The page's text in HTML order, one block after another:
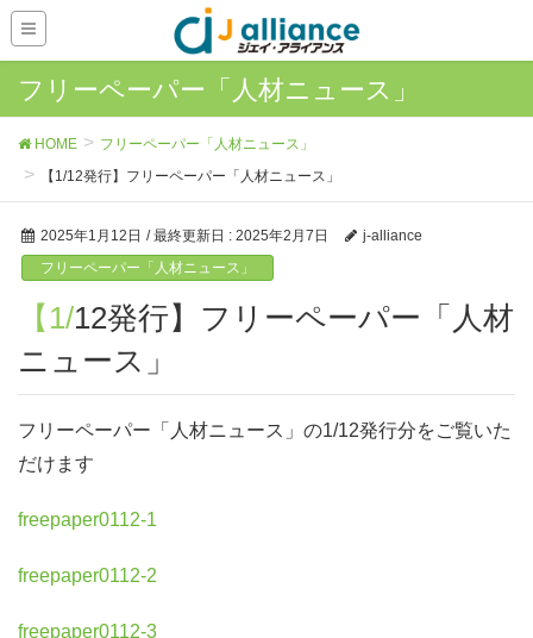
フリーペーパー「人材ニュース」
HOME
フリーペーパー「人材ニュース」
【1/12発行】フリーペーパー「人材ニュース」
2025年1月12日 / 最終更新日 : 2025年2月7日
j-alliance
フリーペーパー「人材ニュース」
【1/12発行】フリーペーパー「人材
ニュース」
フリーペーパー「人材ニュース」の1/12発行分をご覧いた
だけます
freepaper0112-1
freepaper0112-2
freepaper0112-3